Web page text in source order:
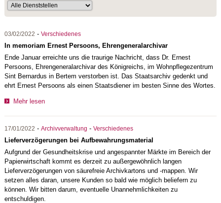
03/02/2022 - Verschiedenes
In memoriam Ernest Persoons, Ehrengeneralarchivar
Ende Januar erreichte uns die traurige Nachricht, dass Dr. Ernest
Persoons, Ehrengeneralarchivar des Königreichs, im Wohnpflegezentrum
Sint Bernardus in Bertem verstorben ist. Das Staatsarchiv gedenkt und
ehrt Ernest Persoons als einen Staatsdiener im besten Sinne des Wortes.
Mehr lesen
17/01/2022 - Archivverwaltung - Verschiedenes
Lieferverzögerungen bei Aufbewahrungsmaterial
Aufgrund der Gesundheitskrise und angespannter Märkte im Bereich der
Papierwirtschaft kommt es derzeit zu außergewöhnlich langen
Lieferverzögerungen von säurefreie Archivkartons und -mappen. Wir
setzen alles daran, unsere Kunden so bald wie möglich beliefern zu
können. Wir bitten darum, eventuelle Unannehmlichkeiten zu
entschuldigen.